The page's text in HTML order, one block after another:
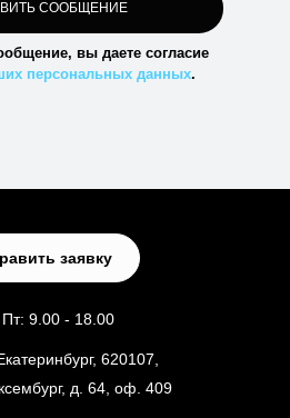
вы даете согласие
персональных данных.
заявку
9.00 - 18.00
620107,
д. 64, оф. 409